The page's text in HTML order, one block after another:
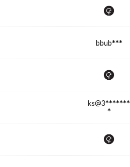
bbub***
ks@3*******
*